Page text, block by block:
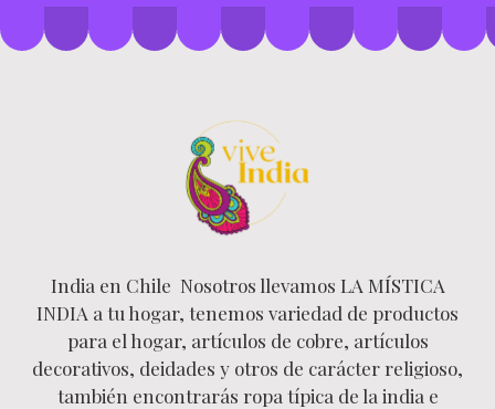
India en Chile Nosotros llevamos LA MÍSTICA
INDIA a tu hogar, tenemos variedad de productos
para el hogar, artículos de cobre, artículos
decorativos, deidades y otros de carácter religioso,
también encontrarás ropa típica de la india e